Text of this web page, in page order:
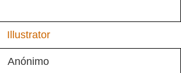
Illustrator
Anónimo